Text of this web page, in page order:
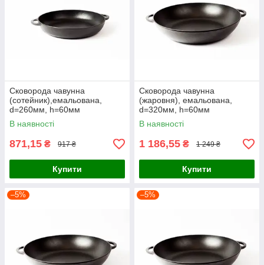
Сковорода чавунна
(сотейник),емальована,
d=260мм, h=60мм
В наявності
871,15 ₴ 917 ₴
Купити
Сковорода чавунна
(жаровня), емальована,
d=320мм, h=60мм
В наявності
1 186,55 ₴ 1 249 ₴
Купити
–5% –5%